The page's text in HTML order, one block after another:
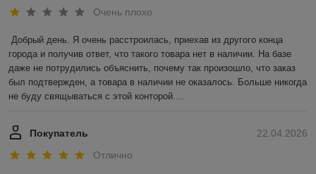
Очень плохо
Добрый день. Я очень расстроилась, приехав из другого конца
города и получив ответ, что такого товара нет в наличии. На базе
даже не потрудились объяснить, почему так произошло, что заказ
был подтвержден, а товара в наличии не оказалось. Больше никогда
не буду свящываться с этой конторой....
22.04.2026
Покупатель
Отлично